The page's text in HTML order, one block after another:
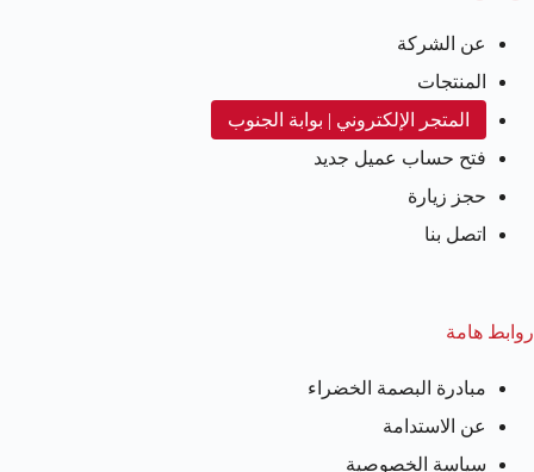
عن الشركة
المنتجات
المتجر الإلكتروني | بوابة الجنوب
فتح حساب عميل جديد
حجز زيارة
اتصل بنا
روابط هامة
مبادرة البصمة الخضراء
عن الاستدامة
سياسة الخصوصية